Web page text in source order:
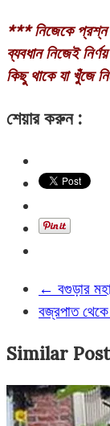
*** নিজেকে প্রশ্ন
ব্যবধান নিজেই
কিছু থাকে যা খুঁজে
শেয়ার করুন :
← বগুড়ার
বজ্রপাত
Similar